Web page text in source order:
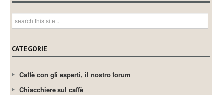
CATEGORIE
Caffè con gli esperti, il nostro forum
Chiacchiere sul caffè